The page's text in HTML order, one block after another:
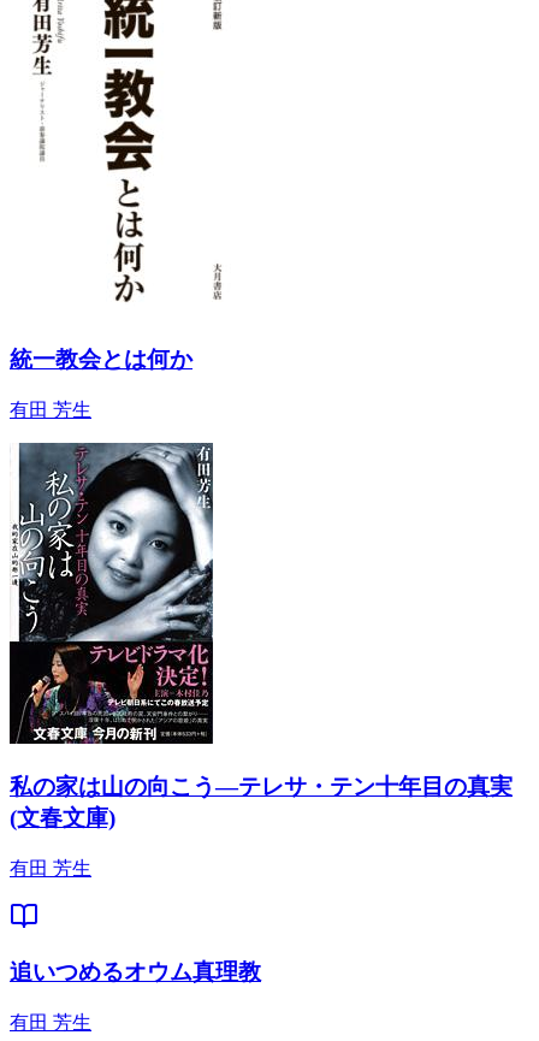
統一教会とは何か
有田 芳生
私の家は山の向こう―テレサ・テン十年目の真実
(文春文庫)
有田 芳生
追いつめるオウム真理教
有田 芳生